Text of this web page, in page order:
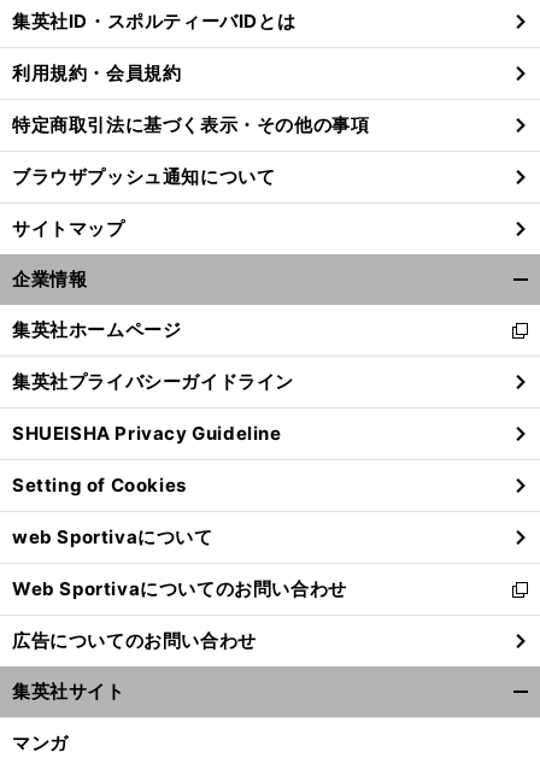
前
る
集英社ID・スポルティーバIDとは
利用規約・会員規約
特定商取引法に基づく表示・その他の事項
ブラウザプッシュ通知について
サイトマップ
企業情報
閉
る
集英社ホームページ
新
し
い
ウ
ィ
ン
ド
ウ
で
開
く
集英社プライバシーガイドライン
SHUEISHA Privacy Guideline
Setting of Cookies
web Sportivaについて
Web Sportivaについてのお問い合わせ
新
し
い
ウ
ィ
ン
広告についてのお問い合わせ
集英社サイト
マンガ